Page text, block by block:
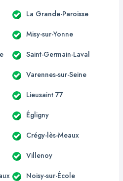
La Grande-Paroisse
Misy-sur-Yonne
Saint-Germain-Laval
Varennes-sur-Seine
Lieusaint 77
Égligny
Crégy-lès-Meaux
Villenoy
Noisy-sur-École